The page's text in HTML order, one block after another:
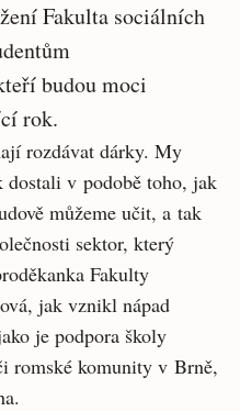
Fakulta sociálních
budou moci
rok.
rozdávat dárky. My
dostali v podobě toho, jak
můžeme učit, a tak
sektor, který
Fakulty
jak vznikl nápad
je podpora školy
romské komunity v Brně,